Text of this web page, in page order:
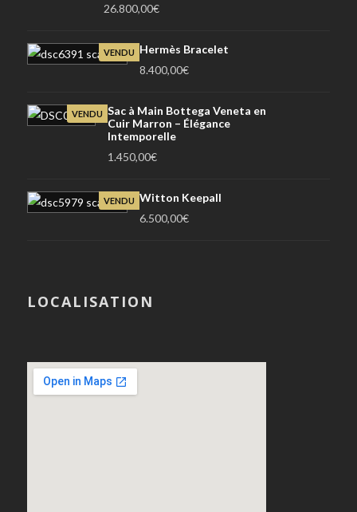
26.800,00€
VENDU
Hermès Bracelet
8.400,00€
VENDU Sac à Main Bottega Veneta en
Cuir Marron – Élégance
Intemporelle
1.450,00€
VENDU Witton Keepall
6.500,00€
LOCALISATION